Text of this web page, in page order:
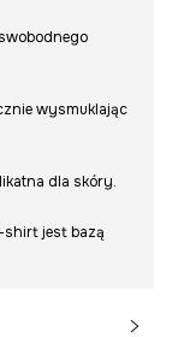
wysmuklając
dla skóry.
shirt jest bazą